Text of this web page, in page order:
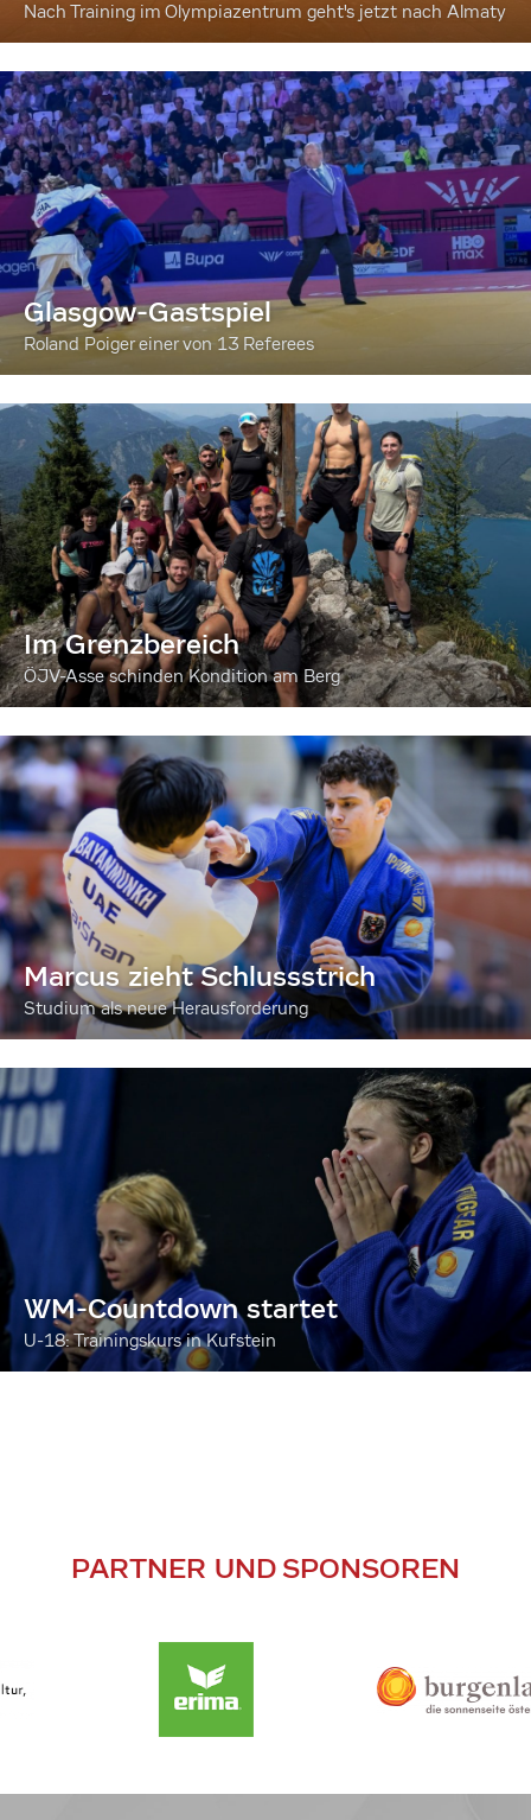
Nach Training im Olympiazentrum geht's jetzt nach Almaty
Glasgow-Gastspiel
Roland Poiger einer von 13 Referees
Im Grenzbereich
ÖJV-Asse schinden Kondition am Berg
Marcus zieht Schlussstrich
Studium als neue Herausforderung
WM-Countdown startet
U-18: Trainingskurs in Kufstein
PARTNER UND SPONSOREN